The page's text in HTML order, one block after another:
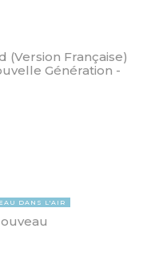
(Version Française)
Génération -
DANS L'AIR